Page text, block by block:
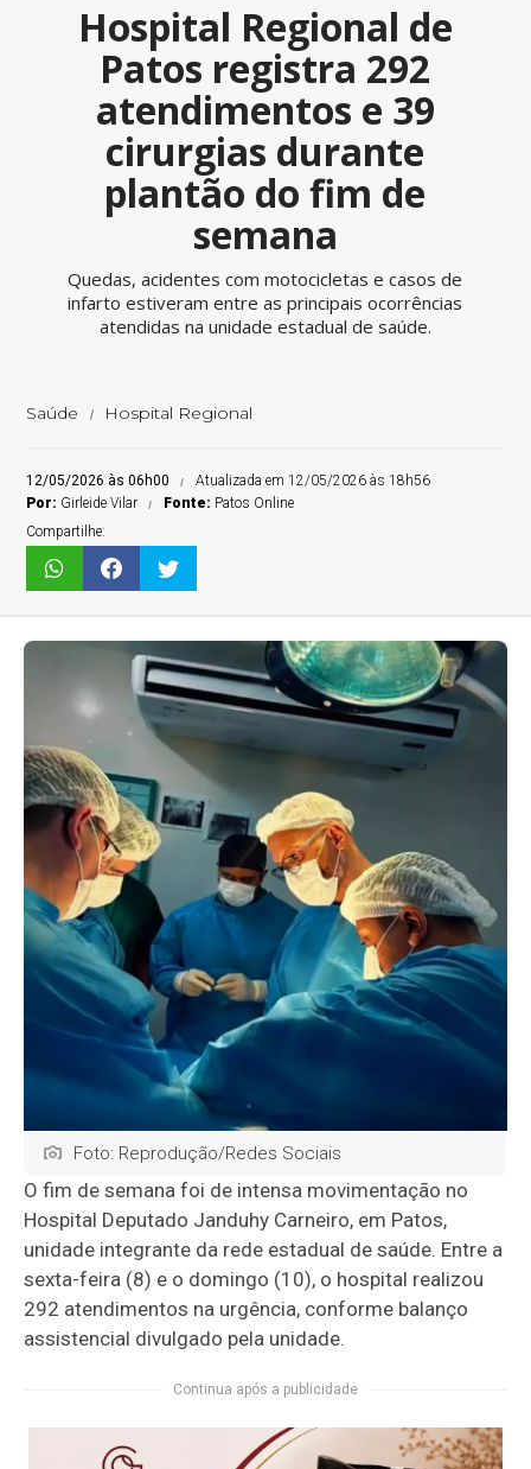
Hospital Regional de
Patos registra 292
atendimentos e 39
cirurgias durante
plantão do fim de
semana
Quedas, acidentes com motocicletas e casos de
infarto estiveram entre as principais ocorrências
atendidas na unidade estadual de saúde.
Saúde Hospital Regional
12/05/2026 às 06h00
Atualizada em 12/05/2026 às 18h56
Por: Girleide Vilar Fonte: Patos Online
Compartilhe:
Foto: Reprodução/Redes Sociais
O fim de semana foi de intensa movimentação no
Hospital Deputado Janduhy Carneiro, em Patos,
unidade integrante da rede estadual de saúde. Entre a
sexta-feira (8) e o domingo (10), o hospital realizou
292 atendimentos na urgência, conforme balanço
assistencial divulgado pela unidade.
Continua após a publicidade